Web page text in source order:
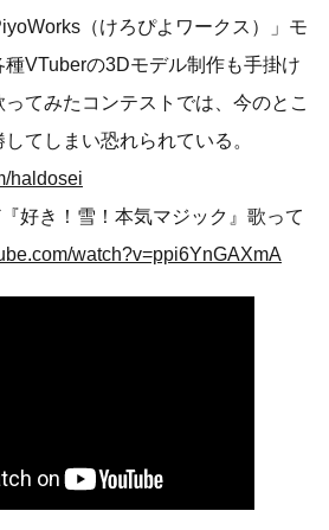
（けろぴよワークス）」モ
VTuberの3Dモデル制作も手掛け
てみたコンテストでは、今のとこ
てしまい恐れられている。
haldosei
好き！雪！本気マジック』歌って
watch?v=ppi6YnGAXmA